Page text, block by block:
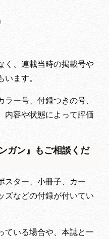
く、連載当時の掲載号や
ます。
ー号、付録つきの号、
内容や状態によって評価
ガン』もご相談くだ
スター、小冊子、カー
ズなどの付録が付いてい
ている場合や、本誌と一